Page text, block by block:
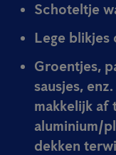
Schoteltje
Lege blikjes
Groentjes,
sausjes,
makkelijk af
aluminium/
dekken